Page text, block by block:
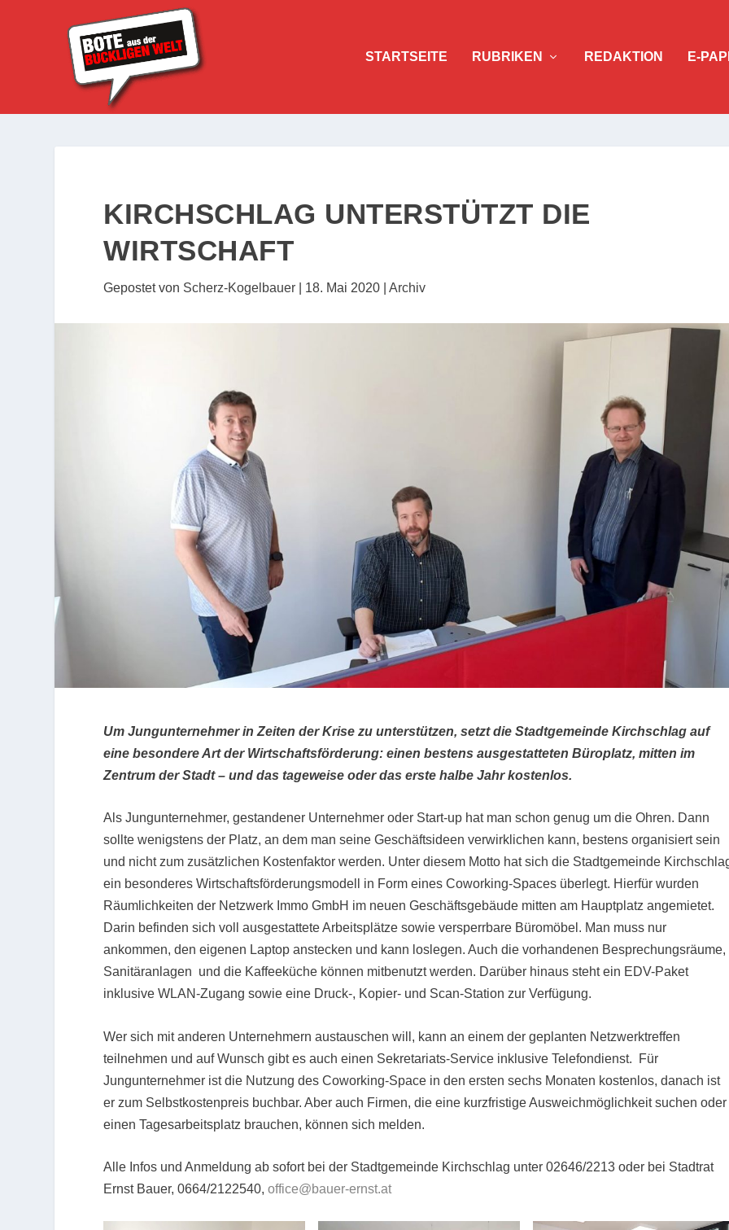
STARTSEITE RUBRIKEN REDAKTION E-
KIRCHSCHLAG UNTERSTÜTZT DIE
WIRTSCHAFT
Gepostet von Scherz-Kogelbauer 18. Mai 2020 |Archiv
Um Jungunternehmer in Zeiten der Krise zu unterstützen, setzt die Stadtgemeinde Kirchschlag auf
eine besondere Art der Wirtschaftsförderung: einen bestens ausgestatteten Büroplatz, mitten im
Zentrum der Stadt – und das tageweise oder das erste halbe Jahr kostenlos.
Als Jungunternehmer, gestandener Unternehmer oder Start-up hat man schon genug um die Ohren. Dann
sollte wenigstens der Platz, an dem man seine Geschäftsideen verwirklichen kann, bestens organisiert sein
und nicht zum zusätzlichen Kostenfaktor werden. Unter diesem Motto hat sich die Stadtgemeinde
ein besonderes Wirtschaftsförderungsmodell in Form eines Coworking-Spaces überlegt. Hierfür wurden
Räumlichkeiten der Netzwerk Immo GmbH im neuen Geschäftsgebäude mitten am Hauptplatz angemietet.
Darin befinden sich voll ausgestattete Arbeitsplätze sowie versperrbare Büromöbel. Man muss nur
ankommen, den eigenen Laptop anstecken und kann loslegen. Auch die vorhandenen Besprechungsräume,
Sanitäranlagen und die Kaffeeküche können mitbenutzt werden. Darüber hinaus steht ein EDV-Paket
inklusive WLAN-Zugang sowie eine Druck-, Kopier- und Scan-Station zur Verfügung.
Wer sich mit anderen Unternehmern austauschen will, kann an einem der geplanten Netzwerktreffen
teilnehmen und auf Wunsch gibt es auch einen Sekretariats-Service inklusive Telefondienst. Für
Jungunternehmer ist die Nutzung des Coworking-Space in den ersten sechs Monaten kostenlos, danach ist
er zum Selbstkostenpreis buchbar. Aber auch Firmen, die eine kurzfristige Ausweichmöglichkeit suchen oder
einen Tagesarbeitsplatz brauchen, können sich melden.
Alle Infos und Anmeldung ab sofort bei der Stadtgemeinde Kirchschlag unter 02646/2213 oder bei Stadtrat
Ernst Bauer, 0664/2122540,office@bauer-ernst.at